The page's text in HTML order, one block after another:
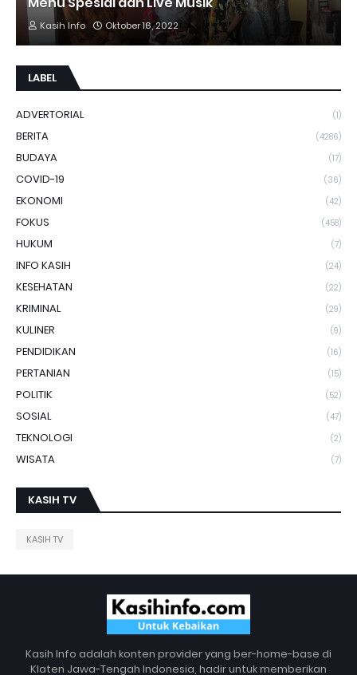
Kasih Info Oktober 16, 2022
LABEL
ADVERTORIAL (1)
BERITA (4286)
BUDAYA (17)
COVID-19 (36)
EKONOMI (42)
FOKUS (458)
HUKUM (7)
INFO KASIH (24)
KESEHATAN (22)
KRIMINAL (29)
KULINER (9)
PENDIDIKAN (16)
PERTANIAN (15)
POLITIK (52)
SOSIAL (47)
TEKNOLOGI (2)
WISATA (7)
KASIH TV
KASIH TV
Kasih Info adalah konten provider yang ber-home-base di
Klaten Jawa-Tengah Indonesia, hadir untuk memberikan